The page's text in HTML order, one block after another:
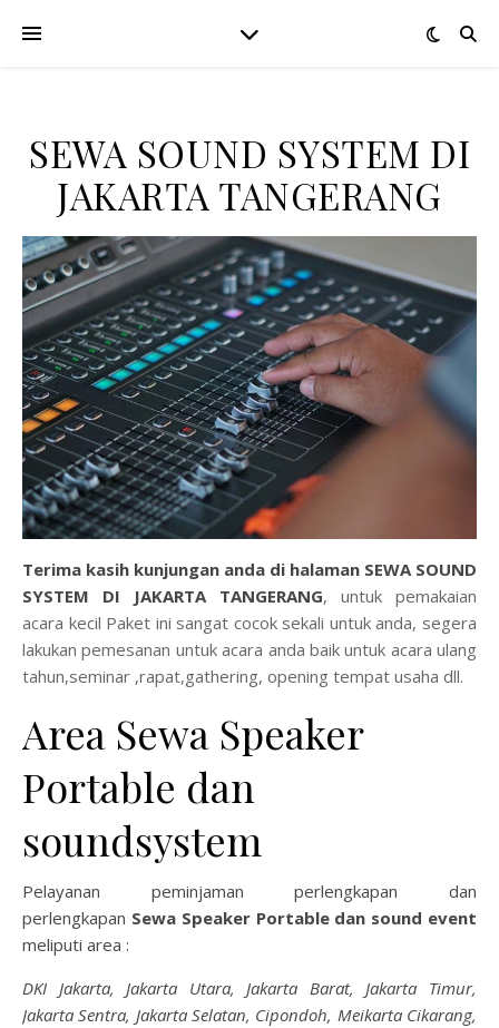
SEWA SOUND SYSTEM DI
JAKARTA TANGERANG
Terima kasih kunjungan anda di halaman SEWA SOUND
SYSTEM DI JAKARTA TANGERANG, untuk pemakaian
acara kecil Paket ini sangat cocok sekali untuk anda, segera
lakukan pemesanan untuk acara anda baik untuk acara ulang
tahun,seminar ,rapat,gathering, opening tempat usaha dll.
Area Sewa Speaker
Portable dan
soundsystem
Pelayanan peminjaman perlengkapan dan
perlengkapan Sewa Speaker Portable dan sound event
meliputi area :
DKI Jakarta, Jakarta Utara, Jakarta Barat, Jakarta Timur,
Jakarta Sentra, Jakarta Selatan, Cipondoh, Meikarta Cikarang,